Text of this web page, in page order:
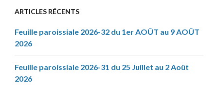
ARTICLES RÉCENTS
Feuille paroissiale 2026-32 du 1er AOÛT au 9 AOÛT
2026
Feuille paroissiale 2026-31 du 25 Juillet au 2 Août
2026